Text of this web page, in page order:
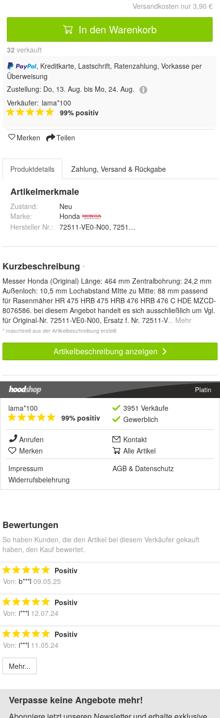
Versandkosten nur 3,90 €
In den Warenkorb
32 verkauft
, Kreditkarte, Lastschrift, Ratenzahlung, Vorkasse per
Überweisung
Zustellung: Do, 13. Aug. bis Mo, 24. Aug.
Verkäufer: lama*100
99% positiv
Merken Teilen
Produktdetails Zahlung, Versand & Rückgabe
Artikelmerkmale
Zustand:
Neu
Marke:
Honda
Hersteller Nr.:
72511-VE0-N00, 72511-VE0-740+741
Kurzbeschreibung *
Messer Honda (Original) Länge: 464 mm Zentralbohrung: 24,2 mm
Außenloch: 10,5 mm Lochabstand MItte zu Mitte: 88 mm passend
für Rasenmäher HR 475 HRB 475 HRB 476 HRB 476 C HDE MZCD-
8076586. bei diesem Angebot handelt es sich ausschließlich um Vgl.
für Original-Nr. 72511-VE0-N00, Ersatz f. Nr. 72511-V... Mehr
* maschinell aus der Artikelbeschreibung erstellt
Artikelbeschreibung anzeigen
Platin
lama*100
99% positiv
3951 Verkäufe
Gewerblich
Anrufen
Kontakt
Merken
Alle Artikel
Impressum
AGB & Datenschutz
Widerrufsbelehrung
Bewertungen
So haben Kunden, die den Artikel bei diesem Verkäufer gekauft
haben, den Kauf bewertet.
Positiv
Von: b***l 09.05.25
Positiv
Von: i***l 12.07.24
Positiv
Von: i***l 11.05.24
Mehr...
Verpasse keine Angebote mehr!